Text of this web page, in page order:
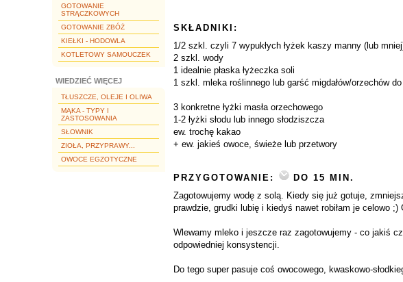
GOTOWANIE
STRĄCZKOWYCH
GOTOWANIE ZBÓŻ
KIEŁKI - HODOWLA
KOTLETOWY SAMOUCZEK
WIEDZIEĆ WIĘCEJ
TŁUSZCZE, OLEJE I OLIWA
MĄKA - TYPY I
ZASTOSOWANIA
SŁOWNIK
ZIOŁA, PRZYPRAWY...
OWOCE EGZOTYCZNE
SKŁADNIKI:
1/2 szkl. czyli 7 wypukłych łyżek kaszy manny (lub
2 szkl. wody
1 idealnie płaska łyżeczka soli
1 szkl. mleka roślinnego lub garść migdałów/orzechów
3 konkretne łyżki masła orzechowego
1-2 łyżki słodu lub innego słodziszcza
ew. trochę kakao
+ ew. jakieś owoce, świeże lub przetwory
PRZYGOTOWANIE:
DO 15 MIN.
Zagotowujemy wodę z solą. Kiedy się już gotuje,
prawdzie, grudki lubię i kiedyś nawet robiłam je celowo
Wlewamy mleko i jeszcze raz zagotowujemy - co jakiś
odpowiedniej konsystencji.
Do tego super pasuje coś owocowego, kwaskowo-